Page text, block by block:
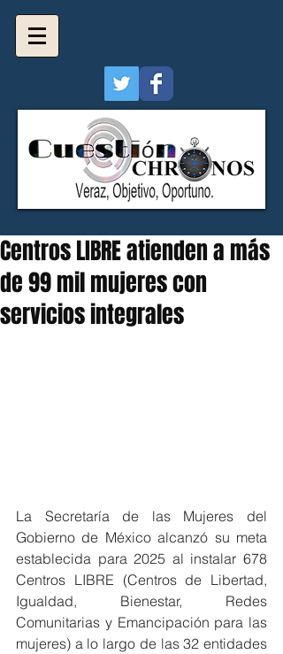
Centros LIBRE atienden a más
de 99 mil mujeres con
servicios integrales
La Secretaría de las Mujeres del
Gobierno de México alcanzó su meta
establecida para 2025 al instalar 678
Centros LIBRE (Centros de Libertad,
Igualdad, Bienestar, Redes
Comunitarias y Emancipación para las
mujeres) a lo largo de las 32 entidades